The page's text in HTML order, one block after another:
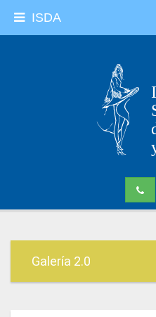
ISDA
Galería 2.0